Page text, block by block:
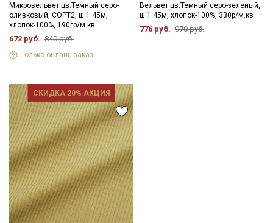
Микровельвет цв.Темный серо-
оливковый, СОРТ2, ш.1.45м,
хлопок-100%, 190гр/м.кв
672 руб. 840 руб.
Только онлайн-заказ
Вельвет цв.Темный серо-зеленый,
ш.1.45м, хлопок-100%, 330р/м.кв
776 руб. 970 руб.
СКИДКА 20% АКЦИЯ